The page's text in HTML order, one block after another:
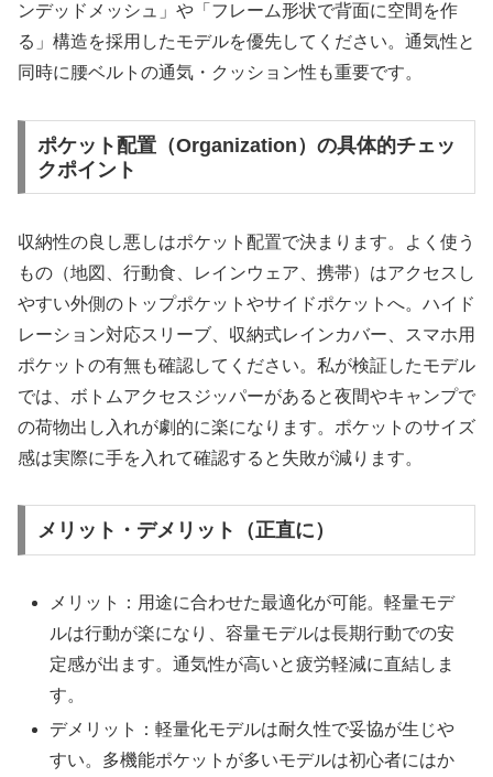
ンデッドメッシュ」や「フレーム形状で背面に空間を作
る」構造を採用したモデルを優先してください。通気性と
同時に腰ベルトの通気・クッション性も重要です。
ポケット配置（Organization）の具体的チェッ
クポイント
収納性の良し悪しはポケット配置で決まります。よく使う
もの（地図、行動食、レインウェア、携帯）はアクセスし
やすい外側のトップポケットやサイドポケットへ。ハイド
レーション対応スリーブ、収納式レインカバー、スマホ用
ポケットの有無も確認してください。私が検証したモデル
では、ボトムアクセスジッパーがあると夜間やキャンプで
の荷物出し入れが劇的に楽になります。ポケットのサイズ
感は実際に手を入れて確認すると失敗が減ります。
メリット・デメリット（正直に）
メリット：用途に合わせた最適化が可能。軽量モデ
ルは行動が楽になり、容量モデルは長期行動での安
定感が出ます。通気性が高いと疲労軽減に直結しま
す。
デメリット：軽量化モデルは耐久性で妥協が生じや
すい。多機能ポケットが多いモデルは初心者にはか